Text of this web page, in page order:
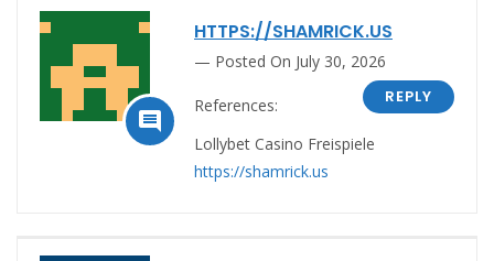

HTTPS://SHAMRICK.US
Posted On July 30, 2026
REPLY
References:
Lollybet Casino Freispiele
https://shamrick.us